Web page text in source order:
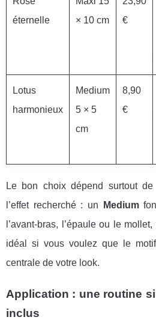
éternelle
× 10 cm
€
Lotus
harmonieux
Medium
5 × 5
cm
8,90
€
Le bon choix dépend surtout de
l’effet recherché : un
Medium
l’avant-bras, l’épaule ou le mollet,
idéal si vous voulez que le
centrale de votre look.
Application : une routine
inclus